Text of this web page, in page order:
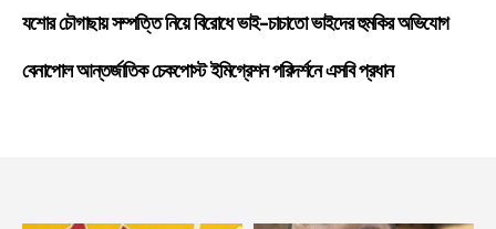
যশোর চৌগাছায় সম্পত্তি নিয়ে বিরোধে ভাই-চাচাতো ভাইদের হুমকির অভিযোগ
বেনাপোল আন্তর্জাতিক চেকপোস্ট ইমিগ্রেশন পরিদর্শনে এসবি প্রধান